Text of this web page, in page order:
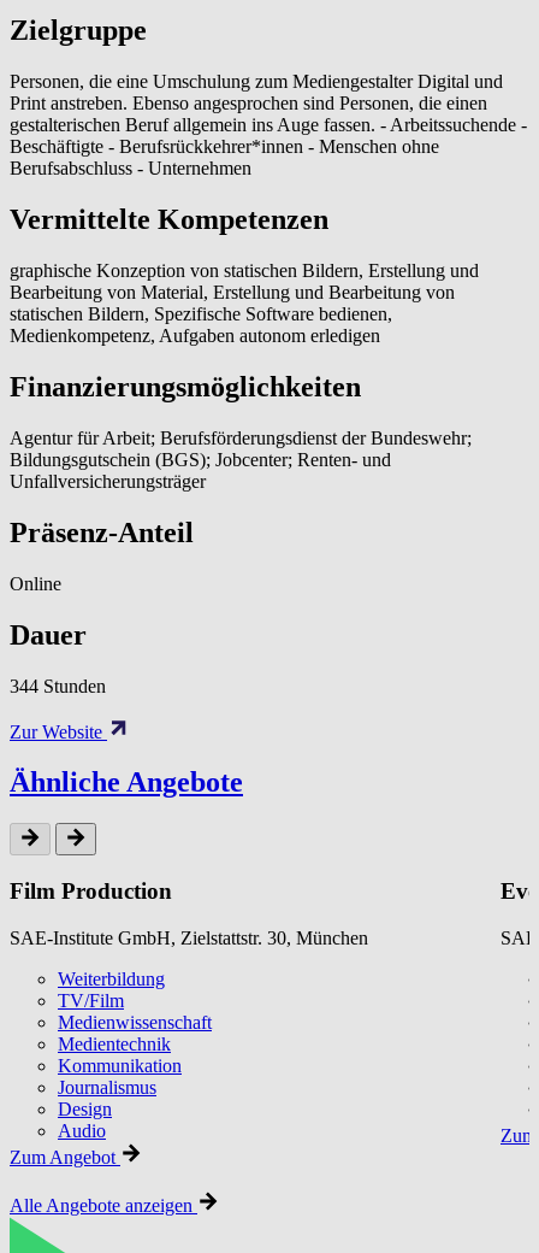
Zielgruppe
Personen, die eine Umschulung zum Mediengestalter Digital und
Print anstreben. Ebenso angesprochen sind Personen, die einen
gestalterischen Beruf allgemein ins Auge fassen. - Arbeitssuchende -
Beschäftigte - Berufsrückkehrer*innen - Menschen ohne
Berufsabschluss - Unternehmen
Vermittelte Kompetenzen
graphische Konzeption von statischen Bildern, Erstellung und
Bearbeitung von Material, Erstellung und Bearbeitung von
statischen Bildern, Spezifische Software bedienen,
Medienkompetenz, Aufgaben autonom erledigen
Finanzierungsmöglichkeiten
Agentur für Arbeit; Berufsförderungsdienst der Bundeswehr;
Bildungsgutschein (BGS); Jobcenter; Renten- und
Unfallversicherungsträger
Präsenz-Anteil
Online
Dauer
344 Stunden
Zur Website
Ähnliche Angebote
Film Production
SAE-Institute GmbH, Zielstattstr. 30, München
Weiterbildung
TV/Film
Medienwissenschaft
Medientechnik
Kommunikation
Journalismus
Design
Audio
Zum Angebot
Alle Angebote anzeigen